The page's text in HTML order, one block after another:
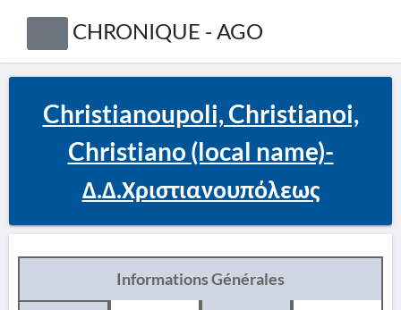
CHRONIQUE - AGO
Christianoupoli, Christianoi,
Christiano (local name)-
Δ.Δ.Χριστιανουπόλεως
Informations Générales